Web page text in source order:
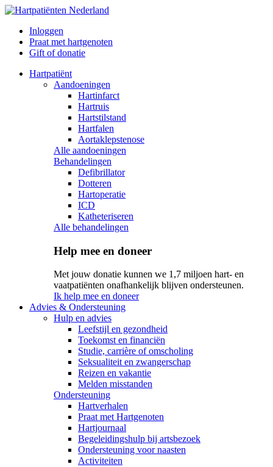
Inloggen
Praat met hartgenoten
Gift of donatie
Hartpatiënt
Aandoeningen
Hartinfarct
Hartruis
Hartstilstand
Hartfalen
Aortaklepstenose
Alle aandoeningen
Behandelingen
Defibrillator
Dotteren
Hartoperatie
ICD
Katheteriseren
Alle behandelingen
Help mee en doneer
Met jouw donatie kunnen we 1,7 miljoen hart- en
vaatpatiënten onafhankelijk blijven ondersteunen.
Ik help mee en doneer
Advies & Ondersteuning
Hulp en advies
Leefstijl en gezondheid
Toekomst en financiën
Studie, carrière of omscholing
Seksualiteit en zwangerschap
Reizen en vakantie
Melden misstanden
Ondersteuning
Hartverhalen
Praat met Hartgenoten
Hartjournaal
Begeleidingshulp bij artsbezoek
Ondersteuning voor naasten
Activiteiten